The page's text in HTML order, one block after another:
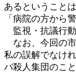
あるということ
「病院の方から
監視・抗議行動
なお、今回の市
私の誤解でなけ
バ殺人集団のこ